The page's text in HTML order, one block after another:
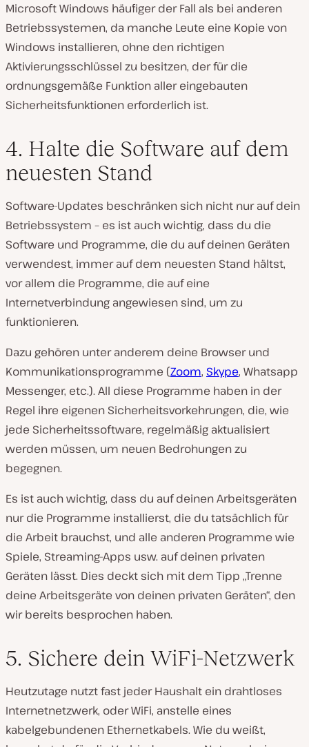
Microsoft Windows häufiger der Fall als bei anderen
Betriebssystemen, da manche Leute eine Kopie von
Windows installieren, ohne den richtigen
Aktivierungsschlüssel zu besitzen, der für die
ordnungsgemäße Funktion aller eingebauten
Sicherheitsfunktionen erforderlich ist.
4. Halte die Software auf dem
neuesten Stand
Software-Updates beschränken sich nicht nur auf dein
Betriebssystem – es ist auch wichtig, dass du die
Software und Programme, die du auf deinen Geräten
verwendest, immer auf dem neuesten Stand hältst,
vor allem die Programme, die auf eine
Internetverbindung angewiesen sind, um zu
funktionieren.
Dazu gehören unter anderem deine Browser und
Kommunikationsprogramme (Zoom, Skype, Whatsapp
Messenger, etc.). All diese Programme haben in der
Regel ihre eigenen Sicherheitsvorkehrungen, die, wie
jede Sicherheitssoftware, regelmäßig aktualisiert
werden müssen, um neuen Bedrohungen zu
begegnen.
Es ist auch wichtig, dass du auf deinen Arbeitsgeräten
nur die Programme installierst, die du tatsächlich für
die Arbeit brauchst, und alle anderen Programme wie
Spiele, Streaming-Apps usw. auf deinen privaten
Geräten lässt. Dies deckt sich mit dem Tipp „Trenne
deine Arbeitsgeräte von deinen privaten Geräten“, den
wir bereits besprochen haben.
5. Sichere dein WiFi-Netzwerk
Heutzutage nutzt fast jeder Haushalt ein drahtloses
Internetnetzwerk, oder WiFi, anstelle eines
kabelgebundenen Ethernetkabels. Wie du weißt,